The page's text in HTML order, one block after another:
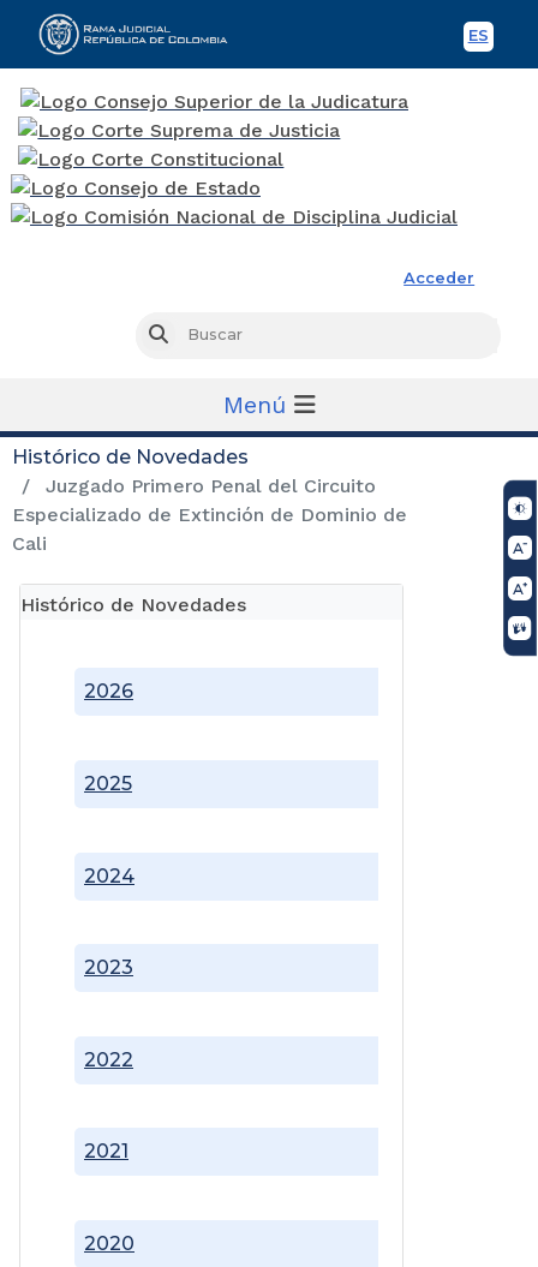
ES
Acceder
Buscar
Menú
Histórico de Novedades
Juzgado Primero Penal del Circuito
Especializado de Extinción de Dominio de
Cali
Histórico de Novedades
2020
2021
2022
2023
2024
2025
2026